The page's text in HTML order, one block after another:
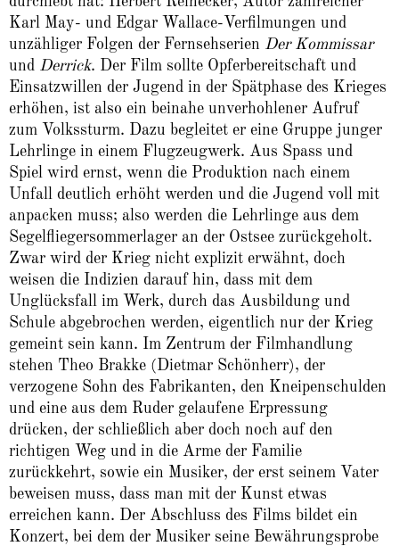
Karl May- und Edgar Wallace-Verfilmungen und
unzähliger Folgen der Fernsehserien Der Kommissar
und Derrick. Der Film sollte Opferbereitschaft und
Einsatzwillen der Jugend in der Spätphase des Krieges
erhöhen, ist also ein beinahe unverhohlener Aufruf
zum Volkssturm. Dazu begleitet er eine Gruppe junger
Lehrlinge in einem Flugzeugwerk. Aus Spass und
Spiel wird ernst, wenn die Produktion nach einem
Unfall deutlich erhöht werden und die Jugend voll mit
anpacken muss; also werden die Lehrlinge aus dem
Segelfliegersommerlager an der Ostsee zurückgeholt.
Zwar wird der Krieg nicht explizit erwähnt, doch
weisen die Indizien darauf hin, dass mit dem
Unglücksfall im Werk, durch das Ausbildung und
Schule abgebrochen werden, eigentlich nur der Krieg
gemeint sein kann. Im Zentrum der Filmhandlung
stehen Theo Brakke (Dietmar Schönherr), der
verzogene Sohn des Fabrikanten, den Kneipenschulden
und eine aus dem Ruder gelaufene Erpressung
drücken, der schließlich aber doch noch auf den
richtigen Weg und in die Arme der Familie
zurückkehrt, sowie ein Musiker, der erst seinem Vater
beweisen muss, dass man mit der Kunst etwas
erreichen kann. Der Abschluss des Films bildet ein
Konzert, bei dem der Musiker seine Bewährungsprobe